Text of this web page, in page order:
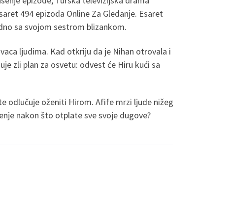
494 epizoda Online Za Gledanje. Esaret
sa svojom sestrom blizankom.
ljudima. Kad otkriju da je Nihan otrovala i
zli plan za osvetu: odvest će Hiru kući sa
odlučuje oženiti Hirom. Afife mrzi ljude nižeg
nakon što otplate sve svoje dugove?